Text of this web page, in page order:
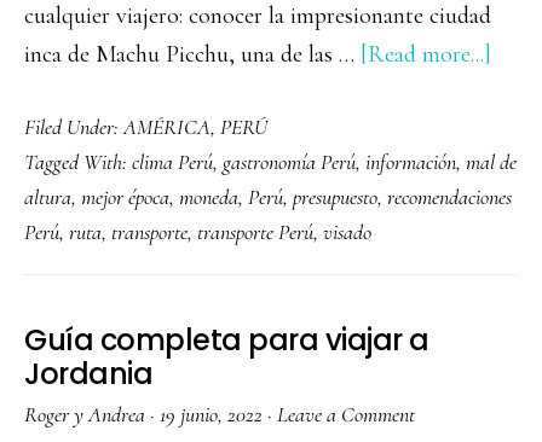
cualquier viajero: conocer la impresionante ciudad
inca de Machu Picchu, una de las … [Read more...]
para
viajar
Perú
Filed Under:AMÉRICA, PERÚ
Tagged With: clima Perú, gastronomía Perú, información, mal de
altura, mejor época, moneda, Perú, presupuesto, recomendaciones
Perú, ruta, transporte, transporte Perú, visado
Guía completa para viajar a
Jordania
Roger y Andrea · 19 junio, 2022 · Leave a Comment